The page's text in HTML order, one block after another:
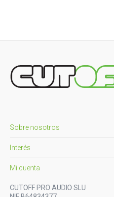
Sobre nosotros
Interés
Mi cuenta
CUTOFF PRO AUDIO SLU